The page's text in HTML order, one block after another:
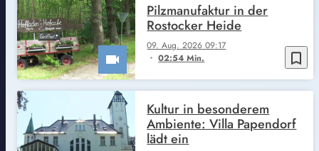
bookmark_border
09. Aug. 2026 09:17
02:54 Min.
Pilzmanufaktur in der
Rostocker Heide
Kultur in besonderem
Ambiente: Villa Papendorf
lädt ein